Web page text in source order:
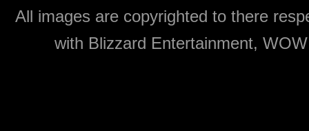
All images are copyrighted to there
with Blizzard Entertainment,